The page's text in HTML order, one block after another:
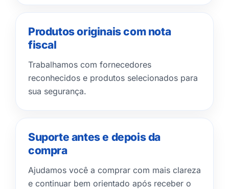
Produtos originais com nota
fiscal
Trabalhamos com fornecedores
reconhecidos e produtos selecionados para
sua segurança.
Suporte antes e depois da
compra
Ajudamos você a comprar com mais clareza
e continuar bem orientado após receber o